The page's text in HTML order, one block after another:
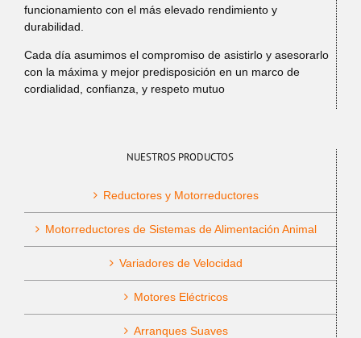
funcionamiento con el más elevado rendimiento y
durabilidad.
Cada día asumimos el compromiso de asistirlo y asesorarlo
con la máxima y mejor predisposición en un marco de
cordialidad, confianza, y respeto mutuo
NUESTROS PRODUCTOS
Reductores y Motorreductores
Motorreductores de Sistemas de Alimentación Animal
Variadores de Velocidad
Motores Eléctricos
Arranques Suaves